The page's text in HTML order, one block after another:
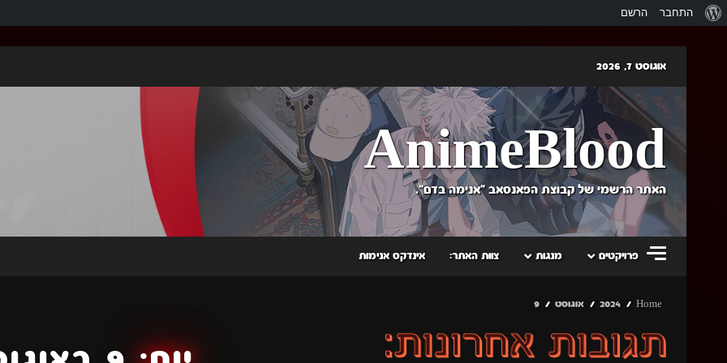
אודות
התחבר הרשם
content
אוגוסט 7, 2026
AnimeBlood
האתר הרשמי של קבוצת הפאנסאב "אנימה בדם".
פרויקטים מנגות צוות האתר: אינדקס אנימות
Home
2024 אוגוסט 9